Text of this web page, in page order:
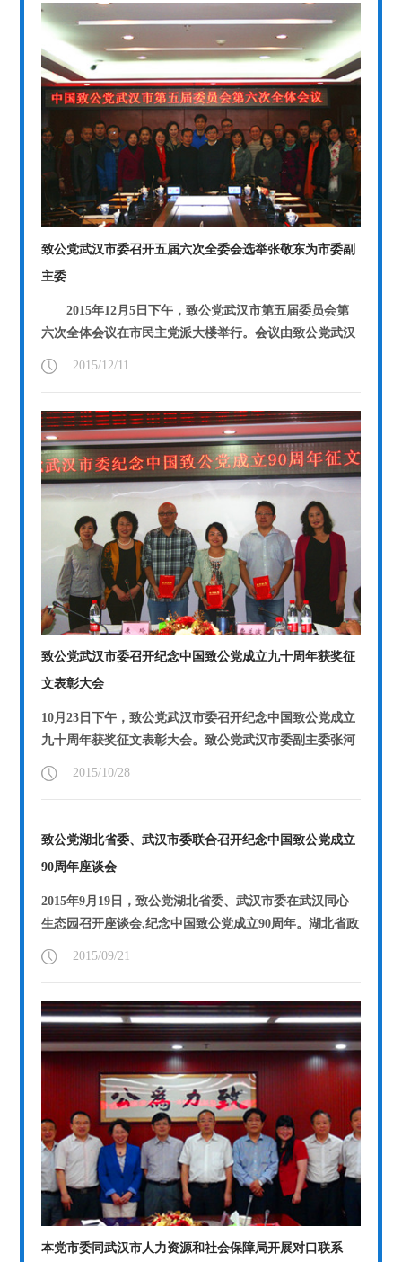
致公党武汉市委召开五届六次全委会选举张敬东为市委副
主委
2015年12月5日下午，致公党武汉市第五届委员会第
六次全体会议在市民主党派大楼举行。会议由致公党武汉
2015/12/11
致公党武汉市委召开纪念中国致公党成立九十周年获奖征
文表彰大会
10月23日下午，致公党武汉市委召开纪念中国致公党成立
九十周年获奖征文表彰大会。致公党武汉市委副主委张河
滢、费兰波、康玲等出席了会议并为获奖...
2015/10/28
致公党湖北省委、武汉市委联合召开纪念中国致公党成立
90周年座谈会
2015年9月19日，致公党湖北省委、武汉市委在武汉同心
生态园召开座谈会,纪念中国致公党成立90周年。湖北省政
协副主席、致公党湖北省委主委张...
2015/09/21
本党市委同武汉市人力资源和社会保障局开展对口联系